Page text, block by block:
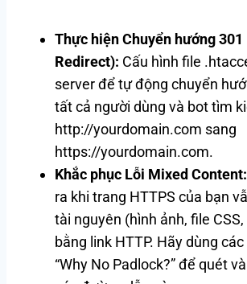
Thực hiện Chuyển hướng 301
Redirect): Cấu hình file
server để tự động chuyển
tất cả người dùng và bot tìm
http://yourdomain.com sang
https://yourdomain.com.
Khắc phục Lỗi Mixed Content:
ra khi trang HTTPS của bạn
tài nguyên (hình ảnh, file
bằng link HTTP. Hãy dùng
“Why No Padlock?” để quét